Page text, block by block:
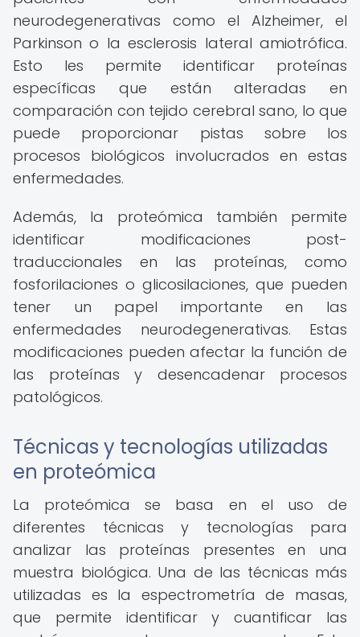
neurodegenerativas como el Alzheimer, el
Parkinson o la esclerosis lateral amiotrófica.
Esto les permite identificar proteínas
específicas que están alteradas en
comparación con tejido cerebral sano, lo que
puede proporcionar pistas sobre los
procesos biológicos involucrados en estas
enfermedades.
Además, la proteómica también permite
identificar modificaciones post-
traduccionales en las proteínas, como
fosforilaciones o glicosilaciones, que pueden
tener un papel importante en las
enfermedades neurodegenerativas. Estas
modificaciones pueden afectar la función de
las proteínas y desencadenar procesos
patológicos.
Técnicas y tecnologías utilizadas
en proteómica
La proteómica se basa en el uso de
diferentes técnicas y tecnologías para
analizar las proteínas presentes en una
muestra biológica. Una de las técnicas más
utilizadas es la espectrometría de masas,
que permite identificar y cuantificar las